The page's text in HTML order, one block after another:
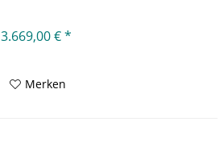
3.669,00 € *
Merken